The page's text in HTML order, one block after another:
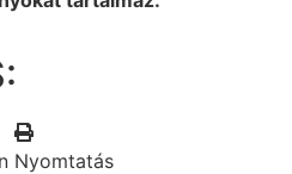
Nyomtatás